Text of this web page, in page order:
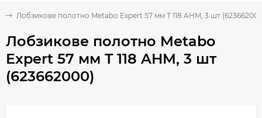
Лобзикове полотно Metabo Expert 57 мм T 118 AHM, 3 шт
Лобзикове полотно Metabo
Expert 57 мм T 118 AHM, 3 шт
(623662000)